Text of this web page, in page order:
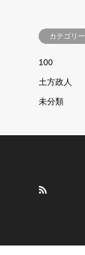
カテゴリー
100
土方政人
未分類